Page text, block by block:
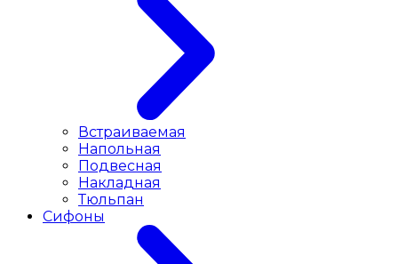
Встраиваемая
Напольная
Подвесная
Накладная
Тюльпан
Сифоны